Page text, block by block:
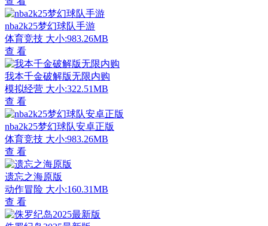
nba2k25梦幻球队手游
体育竞技 大小:983.26MB
查 看
我本千金破解版无限内购
模拟经营 大小:322.51MB
查 看
nba2k25梦幻球队安卓正版
体育竞技 大小:983.26MB
查 看
遗忘之海原版
动作冒险 大小:160.31MB
查 看